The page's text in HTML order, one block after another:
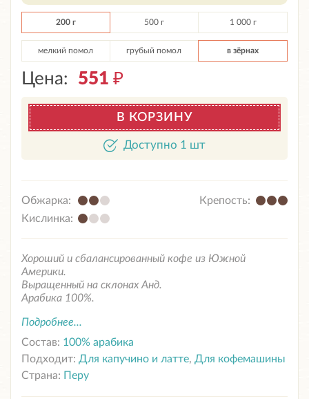
200 г 500 г 1 000 г
мелкий помол грубый помол в зёрнах
Цена: 551 ₽
В КОРЗИНУ
Доступно 1 шт
Обжарка:
Крепость:
Кислинка:
Хороший и сбалансированный кофе из Южной
Америки.
Выращенный на склонах Анд.
Арабика 100%.
Подробнее...
Состав: 100% арабика
Подходит: Для капучино и латте, Для кофемашины
Страна: Перу